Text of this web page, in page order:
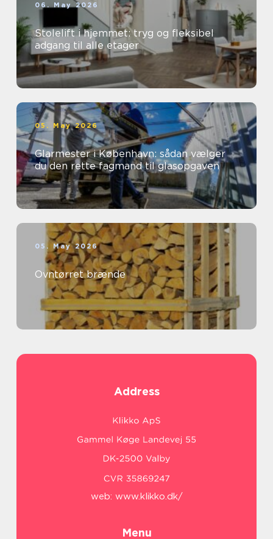
06. May 2026
Stolelift i hjemmet: tryg og fleksibel
adgang til alle etager
05. May 2026
Glarmester i København: sådan vælger
du den rette fagmand til glasopgaven
05. May 2026
Ovntørret brænde
Address
web: www.klikko.dk/
Menu